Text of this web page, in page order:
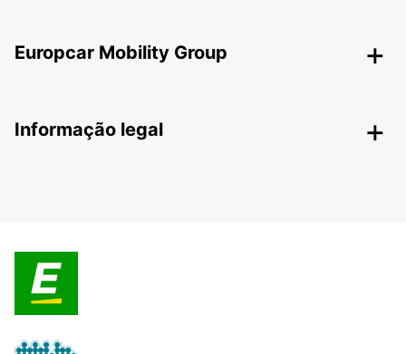
Europcar Mobility Group
Informação legal